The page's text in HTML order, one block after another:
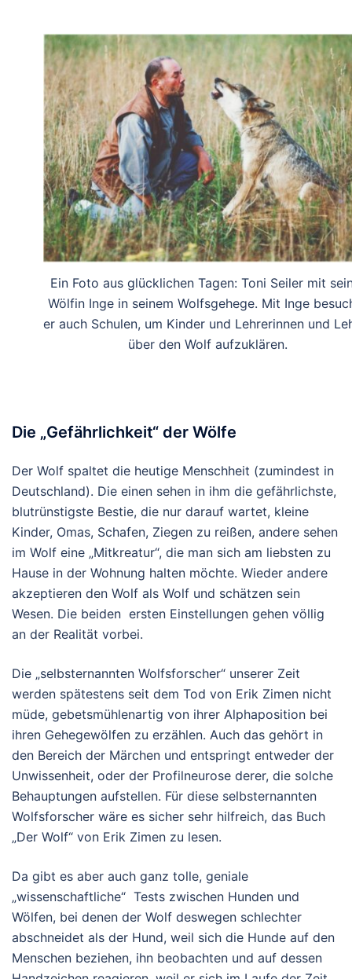
Ein Foto aus glücklichen Tagen: Toni Seiler mit
Wölfin Inge in seinem Wolfsgehege. Mit Inge
er auch Schulen, um Kinder und Lehrerinnen und
über den Wolf aufzuklären.
Die „Gefährlichkeit“ der Wölfe
Der Wolf spaltet die heutige Menschheit (zumindest in
Deutschland). Die einen sehen in ihm die gefährlichste,
blutrünstigste Bestie, die nur darauf wartet, kleine
Kinder, Omas, Schafen, Ziegen zu reißen, andere sehen
im Wolf eine „Mitkreatur“, die man sich am liebsten zu
Hause in der Wohnung halten möchte. Wieder andere
akzeptieren den Wolf als Wolf und schätzen sein
Wesen. Die beiden ersten Einstellungen gehen völlig
an der Realität vorbei.
Die „selbsternannten Wolfsforscher“ unserer Zeit
werden spätestens seit dem Tod von Erik Zimen nicht
müde, gebetsmühlenartig von ihrer Alphaposition bei
ihren Gehegewölfen zu erzählen. Auch das gehört in
den Bereich der Märchen und entspringt entweder der
Unwissenheit, oder der Profilneurose derer, die solche
Behauptungen aufstellen. Für diese selbsternannten
Wolfsforscher wäre es sicher sehr hilfreich, das Buch
„Der Wolf“ von Erik Zimen zu lesen.
Da gibt es aber auch ganz tolle, geniale
„wissenschaftliche“ Tests zwischen Hunden und
Wölfen, bei denen der Wolf deswegen schlechter
abschneidet als der Hund, weil sich die Hunde auf den
Menschen beziehen, ihn beobachten und auf dessen